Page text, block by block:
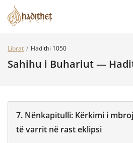
Librat Hadithi 1050
Sahihu i Buhariut —
7. Nënkapitulli: Kërkimi i
të varrit në rast eklipsi